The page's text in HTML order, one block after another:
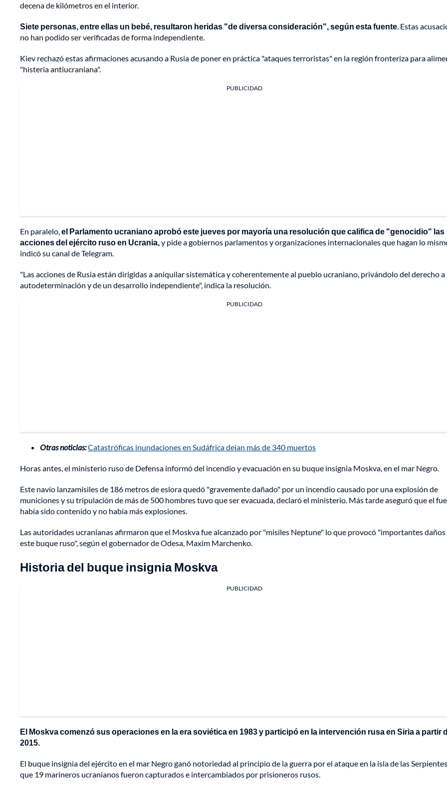
decena de kilómetros en el interior.
Siete personas, entre ellas un bebé, resultaron heridas "de diversa consideración", según esta fuente. Estas
no han podido ser verificadas de forma independiente.
Kiev rechazó estas afirmaciones acusando a Rusia de poner en práctica "ataques terroristas" en la región fronteriza para
"histeria antiucraniana".
PUBLICIDAD
En paralelo,el Parlamento ucraniano aprobó este jueves por mayoría una resolución que califica de "genocidio" las
acciones del ejército ruso en Ucrania,y pide a gobiernos parlamentos y organizaciones internacionales que hagan lo
indicó su canal de Telegram.
"Las acciones de Rusia están dirigidas a aniquilar sistemática y coherentemente al pueblo ucraniano, privándolo del derecho a
autodeterminación y de un desarrollo independiente", indica la resolución.
PUBLICIDAD
Otras noticias:Catastróficas inundaciones en Sudáfrica dejan más de 340 muertos
Horas antes, el ministerio ruso de Defensa informó del incendio y evacuación en su buque insignia Moskva, en el mar Negro.
Este navío lanzamisiles de 186 metros de eslora quedó "gravemente dañado" por un incendio causado por una explosión de
municiones y su tripulación de más de 500 hombres tuvo que ser evacuada, declaró el ministerio. Más tarde aseguró que el
había sido contenido y no había más explosiones.
Las autoridades ucranianas afirmaron que el Moskva fue alcanzado por "misiles Neptune" lo que provocó "importantes daños
este buque ruso", según el gobernador de Odesa, Maxim Marchenko.
Historia del buque insignia Moskva
PUBLICIDAD
El Moskva comenzó sus operaciones en la era soviética en 1983 y participó en la intervención rusa en Siria a partir
2015.
El buque insignia del ejército en el mar Negro ganó notoriedad al principio de la guerra por el ataque en la isla de las
que 19 marineros ucranianos fueron capturados e intercambiados por prisioneros rusos.